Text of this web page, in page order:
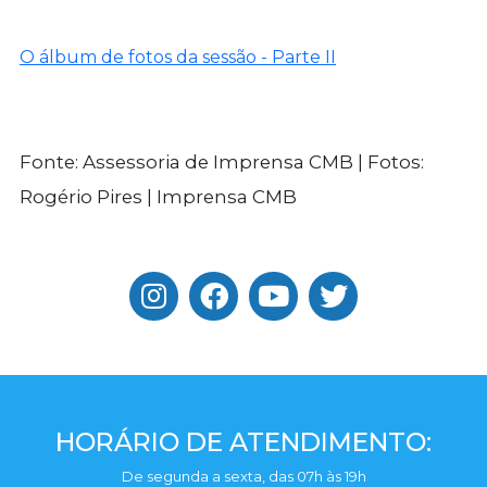
O álbum de fotos da sessão - Parte II
Fonte: Assessoria de Imprensa CMB | Fotos:
Rogério Pires | Imprensa CMB
HORÁRIO DE ATENDIMENTO:
De segunda a sexta, das 07h às 19h